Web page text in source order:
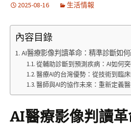
2025-08-16 生活情報
內容目錄
AI醫療影像判讀革命：精準診斷如
從輔助診斷到預測疾病：AI如何
醫療AI的台灣優勢：從技術到臨
醫師與AI的協作未來：重新定義
AI醫療影像判讀